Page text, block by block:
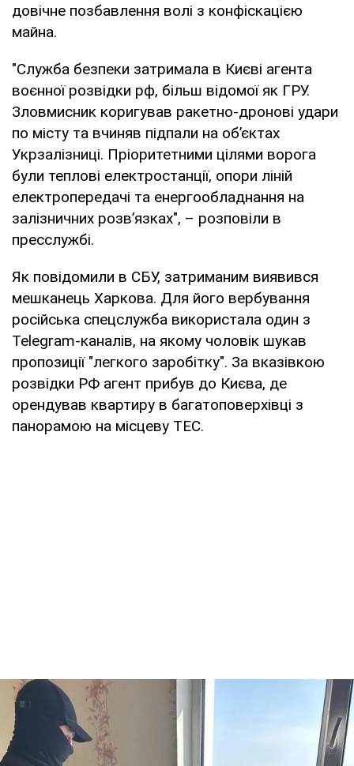
довічне позбавлення волі з конфіскацією
майна.
"Служба безпеки затримала в Києві агента
воєнної розвідки рф, більш відомої як ГРУ.
Зловмисник коригував ракетно-дронові удари
по місту та вчиняв підпали на об’єктах
Укрзалізниці. Пріоритетними цілями ворога
були теплові електростанції, опори ліній
електропередачі та енергообладнання на
залізничних розв’язках", – розповіли в
пресслужбі.
Як повідомили в СБУ, затриманим виявився
мешканець Харкова. Для його вербування
російська спецслужба використала один з
Telegram-каналів, на якому чоловік шукав
пропозиції "легкого заробітку". За вказівкою
розвідки РФ агент прибув до Києва, де
орендував квартиру в багатоповерхівці з
панорамою на місцеву ТЕС.